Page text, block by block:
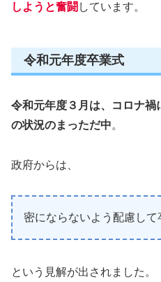
しようと奮闘 しています。
令和元年度卒業式
令和元年度３月は、コロナ禍
の状況のまっただ中。
政府からは、
密にならないよう配慮して
という見解が出されました。